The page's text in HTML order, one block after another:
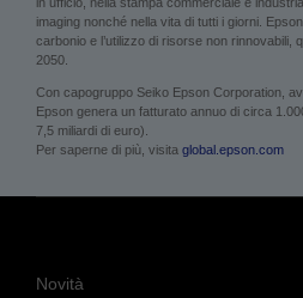
digitali per mettere in contatto persone, cose
migliorare la società in cui opera
in ufficio, nella stampa commerciale e
imaging nonché nella vita di tutti i giorni.
carbonio e l’utilizzo di risorse non rinnovabili,
2050.
Con capogruppo Seiko Epson Corporation,
Epson genera un fatturato annuo di circa
Per saperne di più, visitaglobal.epson.com